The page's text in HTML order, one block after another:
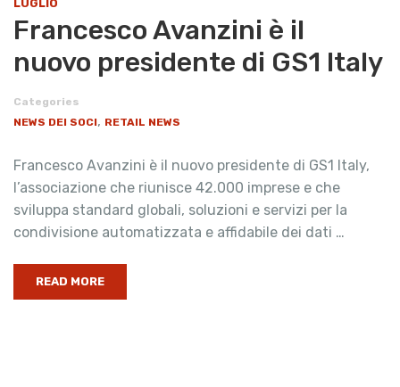
LUGLIO
Francesco Avanzini è il
nuovo presidente di GS1 Italy
Categories
NEWS DEI SOCI, RETAIL NEWS
Francesco Avanzini è il nuovo presidente di GS1 Italy,
l’associazione che riunisce 42.000 imprese e che
sviluppa standard globali, soluzioni e servizi per la
condivisione automatizzata e affidabile dei dati …
READ MORE